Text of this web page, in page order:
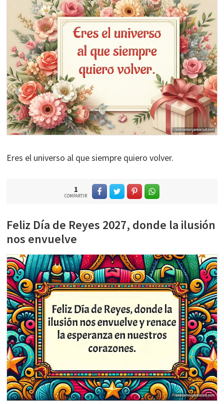
Eres el universo al que siempre quiero volver.
1
COMPARTIR
Feliz Día de Reyes 2027, donde la ilusión
nos envuelve